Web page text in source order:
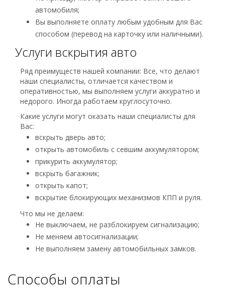
автомобиля;
Вы выполняете оплату любым удобным для Вас
способом (перевод на карточку или наличными).
Услуги вскрытия авто
Ряд преимуществ нашей компании: Все, что делают
наши специалисты, отличается качеством и
оперативностью, мы выполняем услуги аккуратно и
недорого. Иногда работаем круглосуточно.
Какие услуги могут оказать наши специалисты для
Вас:
вскрыть дверь авто;
открыть автомобиль с севшим аккумулятором;
прикурить аккумулятор;
вскрыть багажник;
открыть капот;
вскрытие блокирующих механизмов КПП и руля.
Что мы не делаем:
Не выключаем, не разблокируем сигнализацию;
Не меняем автосигнализации;
Не выполняем замену автомобильных замков.
Способы оплаты